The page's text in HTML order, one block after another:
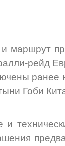
маршрут
рейд
ранее
Гоби
и